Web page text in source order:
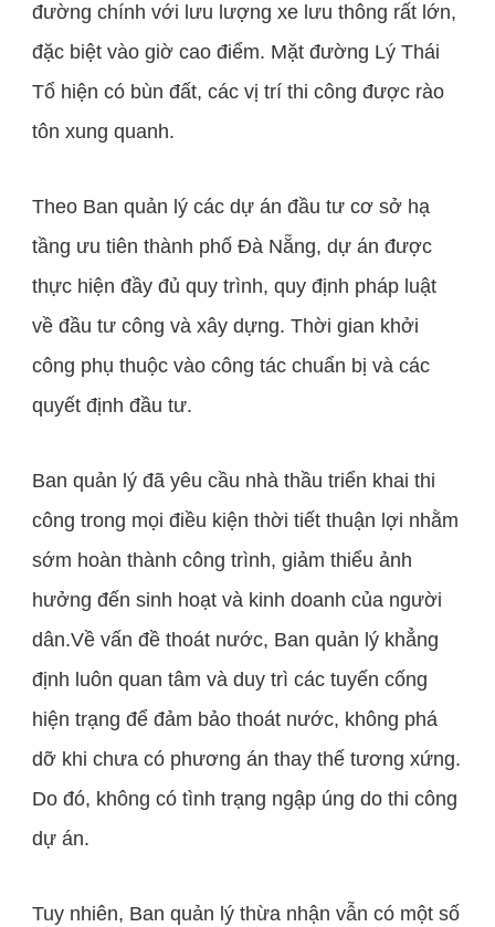
đường chính với lưu lượng xe lưu thông rất lớn,
đặc biệt vào giờ cao điểm. Mặt đường Lý Thái
Tổ hiện có bùn đất, các vị trí thi công được rào
tôn xung quanh.
Theo Ban quản lý các dự án đầu tư cơ sở hạ
tầng ưu tiên thành phố Đà Nẵng, dự án được
thực hiện đầy đủ quy trình, quy định pháp luật
về đầu tư công và xây dựng. Thời gian khởi
công phụ thuộc vào công tác chuẩn bị và các
quyết định đầu tư.
Ban quản lý đã yêu cầu nhà thầu triển khai thi
công trong mọi điều kiện thời tiết thuận lợi nhằm
sớm hoàn thành công trình, giảm thiểu ảnh
hưởng đến sinh hoạt và kinh doanh của người
dân.Về vấn đề thoát nước, Ban quản lý khẳng
định luôn quan tâm và duy trì các tuyến cống
hiện trạng để đảm bảo thoát nước, không phá
dỡ khi chưa có phương án thay thế tương xứng.
Do đó, không có tình trạng ngập úng do thi công
dự án.
Tuy nhiên, Ban quản lý thừa nhận vẫn có một số